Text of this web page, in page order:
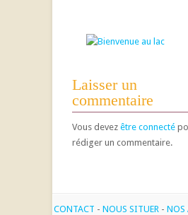
Laisser un
commentaire
Vous devez être connecté
rédiger un commentaire.
CONTACT - NOUS SITUER - NOS